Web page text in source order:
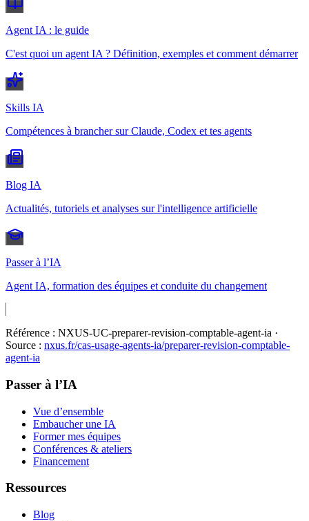
Agent IA : le guide
C'est quoi un agent IA ? Définition, exemples et comment démarrer
Skills IA
Compétences à brancher sur Claude, Codex et tes agents
Blog IA
Actualités, tutoriels et analyses sur l'intelligence artificielle
Passer à l’IA
Agent IA, formation des équipes et conduite du changement
Référence : NXUS-UC-preparer-revision-comptable-agent-ia ·
Source : nxus.fr/cas-usage-agents-ia/preparer-revision-comptable-
agent-ia
Passer à l’IA
Vue d’ensemble
Embaucher une IA
Former mes équipes
Conférences & ateliers
Financement
Ressources
Blog